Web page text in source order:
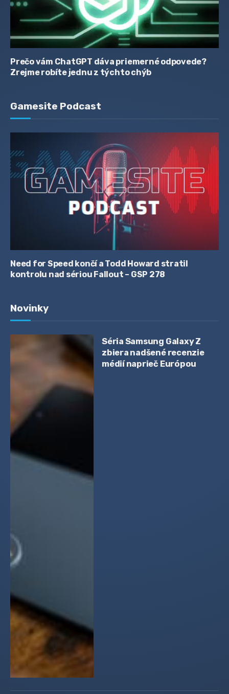
Prečo vám ChatGPT dáva priemerné odpovede?
Zrejme robíte jednu z týchto chýb
Gamesite Podcast
Need for Speed končí a Todd Howard stratil
kontrolu nad sériou Fallout – GSP 278
Novinky
Séria Samsung Galaxy Z
zbiera nadšené recenzie
médií naprieč Európou